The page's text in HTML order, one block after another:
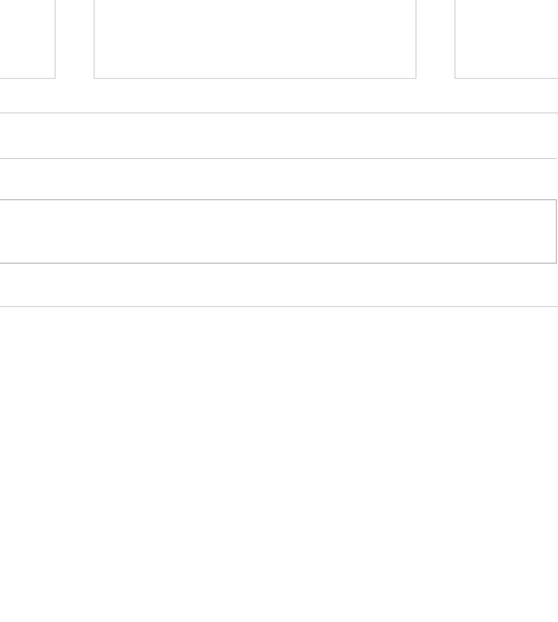
I dolci sono un affare di